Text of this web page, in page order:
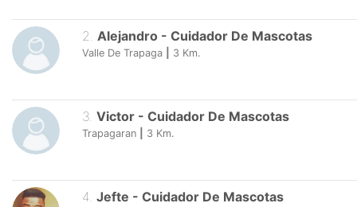
2. Alejandro - Cuidador De Mascotas
Valle De Trapaga 3 Km.
3. Victor - Cuidador De Mascotas
Trapagaran 3 Km.
4. Jefte - Cuidador De Mascotas